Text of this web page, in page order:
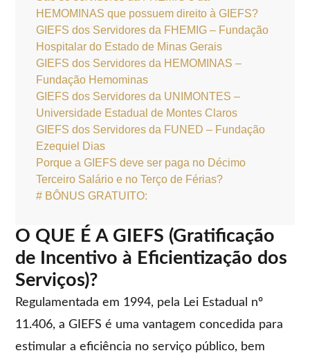
HEMOMINAS que possuem direito à GIEFS?
GIEFS dos Servidores da FHEMIG – Fundação
Hospitalar do Estado de Minas Gerais
GIEFS dos Servidores da HEMOMINAS –
Fundação Hemominas
GIEFS dos Servidores da UNIMONTES –
Universidade Estadual de Montes Claros
GIEFS dos Servidores da FUNED – Fundação
Ezequiel Dias
Porque a GIEFS deve ser paga no Décimo
Terceiro Salário e no Terço de Férias?
# BÔNUS GRATUITO:
O QUE É A GIEFS (Gratificação
de Incentivo à Eficientização dos
Serviços)?
Regulamentada em 1994, pela Lei Estadual nº
11.406, a GIEFS é uma vantagem concedida para
estimular a eficiência no serviço público, bem